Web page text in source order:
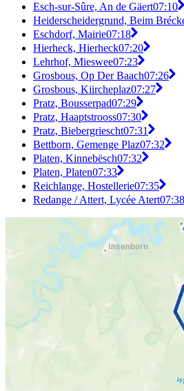
Esch-sur-Sûre, An de Gäert07:10
Heiderscheidergrund, Beim
Eschdorf, Mairie07:18
Hierheck, Hierheck07:20
Lehrhof, Mieswee07:23
Grosbous, Op Der Baach07:26
Grosbous, Kiircheplaz07:27
Pratz, Bousserpad07:29
Pratz, Haaptstrooss07:30
Pratz, Biebergriescht07:31
Bettborn, Gemenge Plaz07:32
Platen, Kinnebësch07:32
Platen, Platen07:33
Reichlange, Hostellerie07:35
Redange / Attert, Lycée Atert07:38